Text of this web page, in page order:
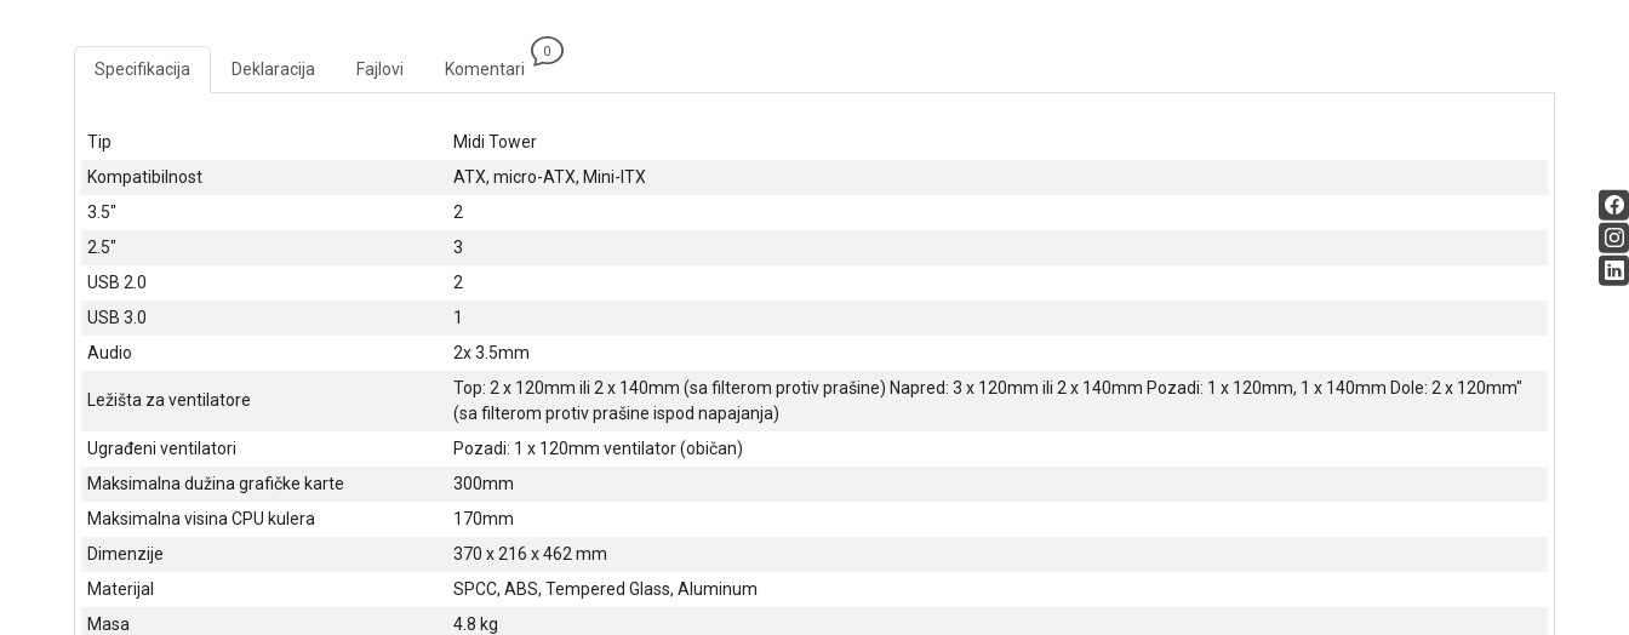
Specifikacija Deklaracija Fajlovi Komentari
0
Tip
Midi Tower
Kompatibilnost
ATX, micro-ATX, Mini-ITX
3.5"
2
2.5"
3
USB 2.0
2
USB 3.0
1
Audio
2x 3.5mm
Ležišta za ventilatore
Top: 2 x 120mm ili 2 x 140mm (sa filterom protiv prašine) Napred: 3 x 120mm ili 2 x 140mm Pozadi: 1 x 120mm, 1 x 140mm Dole: 2 x 120mm"
(sa filterom protiv prašine ispod napajanja)
Ugrađeni ventilatori
Pozadi: 1 x 120mm ventilator (običan)
Maksimalna dužina grafičke karte
300mm
Maksimalna visina CPU kulera
170mm
Dimenzije
370 x 216 x 462 mm
Materijal
SPCC, ABS, Tempered Glass, Aluminum
Masa
4.8 kg